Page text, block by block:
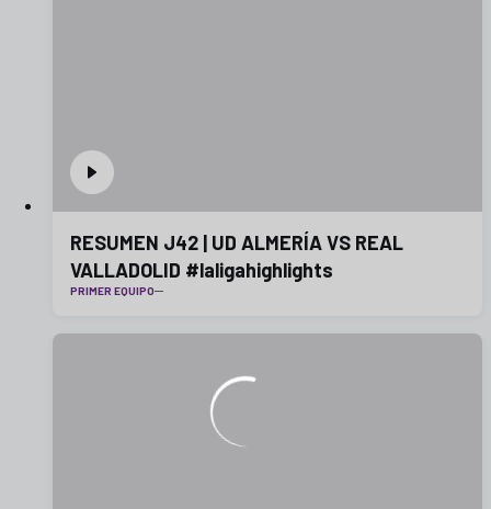
RESUMEN J42 | UD ALMERÍA VS REAL
VALLADOLID #laligahighlights
PRIMER EQUIPO